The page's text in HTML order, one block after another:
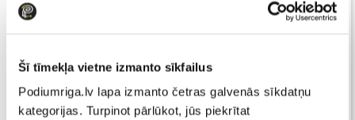
Šī tīmekļa vietne izmanto sīkfailus
Podiumriga.lv lapa izmanto četras galvenās sīkdatņu
kategorijas. Turpinot pārlūkot, jūs piekrītat